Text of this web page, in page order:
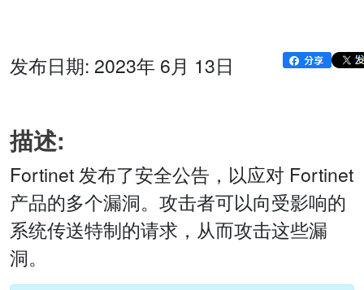
发布日期: 2023年 6月 13日
描述:
Fortinet 发布了安全公告，以应对 Fortinet
产品的多个漏洞。攻击者可以向受影响的
系统传送特制的请求，从而攻击这些漏
洞。